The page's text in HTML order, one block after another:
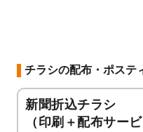
チラシの配布・ポステ
新聞折込チラシ
（印刷＋配布サービ